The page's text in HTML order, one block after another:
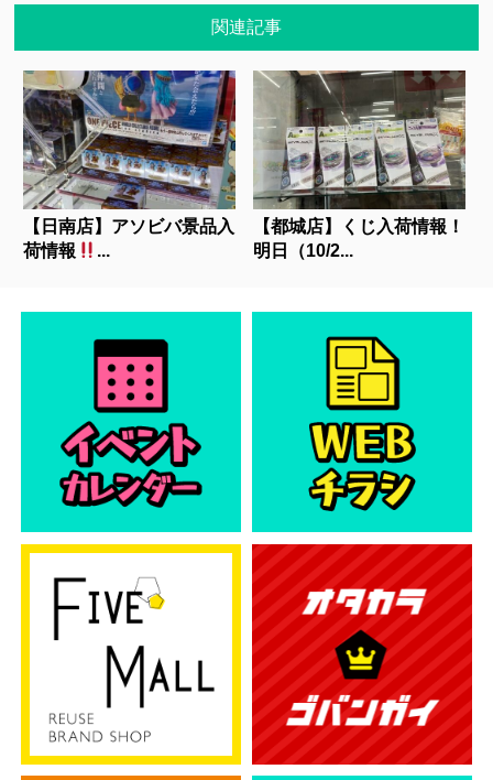
関連記事
【日南店】アソビバ景品入
荷情報
...
【都城店】くじ入荷情報！
明日（10/2...